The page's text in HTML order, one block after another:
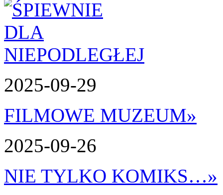
2025-09-29
FILMOWE MUZEUM»
2025-09-26
NIE TYLKO KOMIKS…»